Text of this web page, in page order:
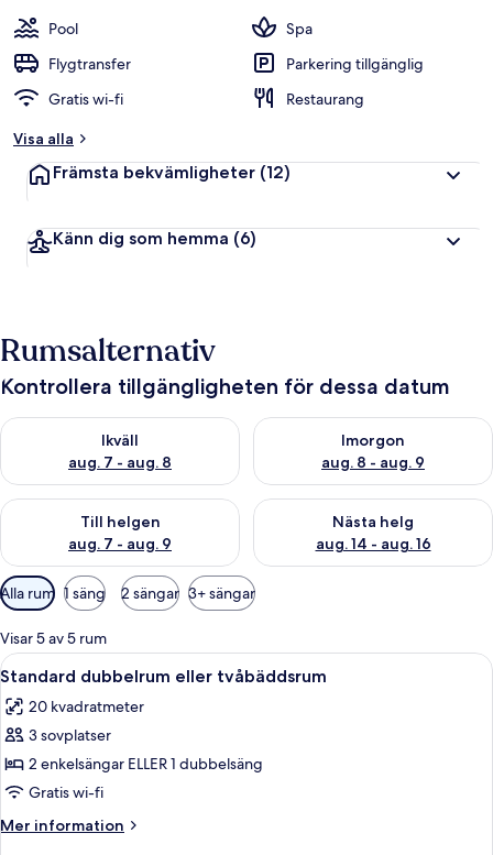
Pool
Spa
Flygtransfer
Parkering tillgänglig
Gratis wi-fi
Restaurang
Visa alla
Främsta bekvämligheter (12)
Känn dig som hemma (6)
Rumsalternativ
Kontrollera tillgängligheten för dessa datum
Ikväll
aug. 7 - aug. 8
Kontrollera tillgängligheten för ikväll aug. 7 - aug. 8
Imorgon
aug. 8 - aug. 9
Kontrollera tillgängligheten
Till helgen
aug. 7 - aug. 9
Kontrollera tillgängligheten för den här helgen aug. 7 - aug. 9
Nästa helg
aug. 14 - aug. 16
Kontrollera tillgängligheten
Tillgängliga
filter
för
rum
Alla rum 1 säng 2 sängar 3+ sängar
Visar 5 av 5 rum
Öppna
alla
foton
för
Standard
dubbelrum
eller
tvåbäddsrum
Ett hotellrum med en säng, ett
7
Standard dubbelrum eller tvåbäddsrum
20 kvadratmeter
3 sovplatser
2 enkelsängar ELLER 1 dubbelsäng
Gratis wi-fi
Mer information
Mer